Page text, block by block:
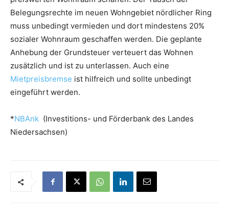
Belegungsrechte im neuen Wohngebiet nördlicher Ring
muss unbedingt vermieden und dort mindestens 20%
sozialer Wohnraum geschaffen werden. Die geplante
Anhebung der Grundsteuer verteuert das Wohnen
zusätzlich und ist zu unterlassen. Auch eine
Mietpreisbremse ist hilfreich und sollte unbedingt
eingeführt werden.
*NBAnk (Investitions- und Förderbank des Landes
Niedersachsen)